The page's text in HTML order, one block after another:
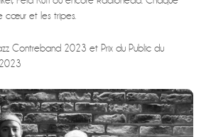
cœur et les tripes.
Contreband 2023 et Prix du Public du